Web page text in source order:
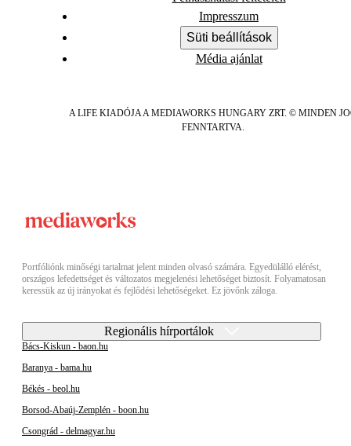
Impresszum
Süti beállítások
Média ajánlat
A LIFE KIADÓJA A MEDIAWORKS HUNGARY ZRT. © MINDEN
FENNTARTVA.
Portfóliónk minőségi tartalmat jelent minden olvasó számára. Egyedülálló elérést,
országos lefedettséget és változatos megjelenési lehetőséget biztosít. Folyamatosan
keressük az új irányokat és fejlődési lehetőségeket. Ez jövőnk záloga.
Regionális hírportálok
Bács-Kiskun - baon.hu
Baranya - bama.hu
Békés - beol.hu
Borsod-Abaúj-Zemplén - boon.hu
Csongrád - delmagyar.hu